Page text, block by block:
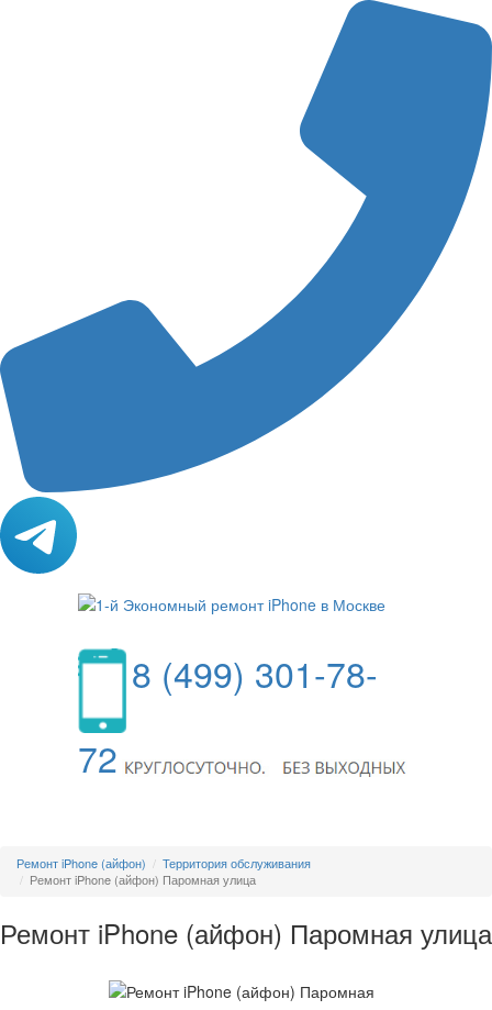
8 (499) 301-78-
72
Ремонт iPhone (айфон)
Территория обслуживания
Ремонт iPhone (айфон) Паромная улица
Ремонт iPhone (айфон) Паромная улица